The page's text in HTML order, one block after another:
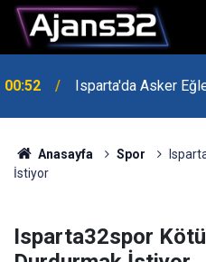
00:52 Isparta'da Asker
Anasayfa Spor
İstiyor
Isparta32spor Kötü